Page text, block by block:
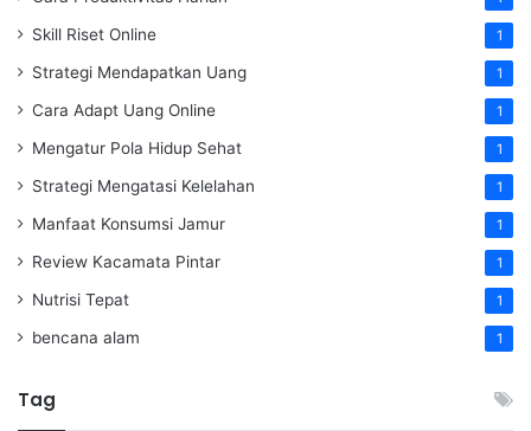
Skill Riset Online 1
Strategi Mendapatkan Uang 1
Cara Adapt Uang Online 1
Mengatur Pola Hidup Sehat 1
Strategi Mengatasi Kelelahan 1
Manfaat Konsumsi Jamur 1
Review Kacamata Pintar 1
Nutrisi Tepat 1
bencana alam 1
Tag